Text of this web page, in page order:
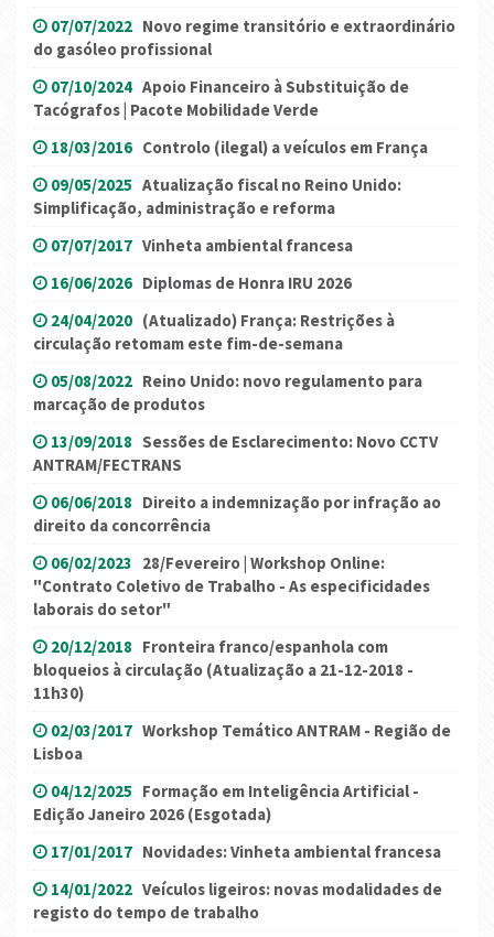
07/07/2022 Novo regime transitório e extraordinário
do gasóleo profissional
07/10/2024 Apoio Financeiro à Substituição de
Tacógrafos | Pacote Mobilidade Verde
18/03/2016 Controlo (ilegal) a veículos em França
09/05/2025 Atualização fiscal no Reino Unido:
Simplificação, administração e reforma
07/07/2017 Vinheta ambiental francesa
16/06/2026 Diplomas de Honra IRU 2026
24/04/2020 (Atualizado) França: Restrições à
circulação retomam este fim-de-semana
05/08/2022 Reino Unido: novo regulamento para
marcação de produtos
13/09/2018 Sessões de Esclarecimento: Novo CCTV
ANTRAM/FECTRANS
06/06/2018 Direito a indemnização por infração ao
direito da concorrência
06/02/2023 28/Fevereiro | Workshop Online:
"Contrato Coletivo de Trabalho - As especificidades
laborais do setor"
20/12/2018 Fronteira franco/espanhola com
bloqueios à circulação (Atualização a 21-12-2018 -
11h30)
02/03/2017 Workshop Temático ANTRAM - Região de
Lisboa
04/12/2025 Formação em Inteligência Artificial -
Edição Janeiro 2026 (Esgotada)
17/01/2017 Novidades: Vinheta ambiental francesa
14/01/2022 Veículos ligeiros: novas modalidades de
registo do tempo de trabalho